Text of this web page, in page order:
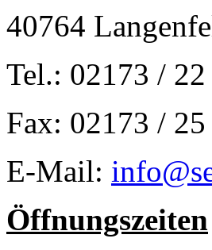
40764
Tel.: 02173 /
Fax: 02173 /
E-Mail:
Öffnungszeiten